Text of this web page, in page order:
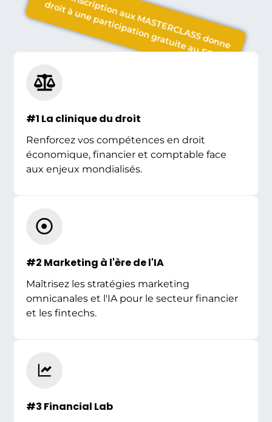
Toute inscription aux MASTERCLASS donne
droit à une participation gratuite au FONI
#1 La clinique du droit
Renforcez vos compétences en droit
économique, financier et comptable face
aux enjeux mondialisés.
#2 Marketing à l'ère de l'IA
Maîtrisez les stratégies marketing
omnicanales et l'IA pour le secteur financier
et les fintechs.
#3 Financial Lab